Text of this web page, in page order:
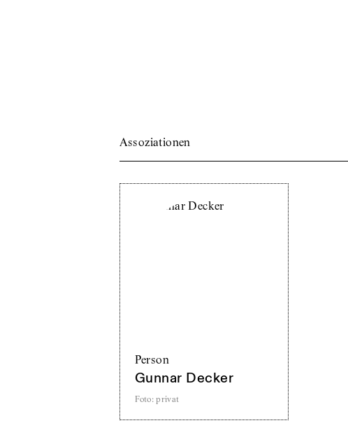
Assoziationen
Person
Gunnar Decker
Foto: privat